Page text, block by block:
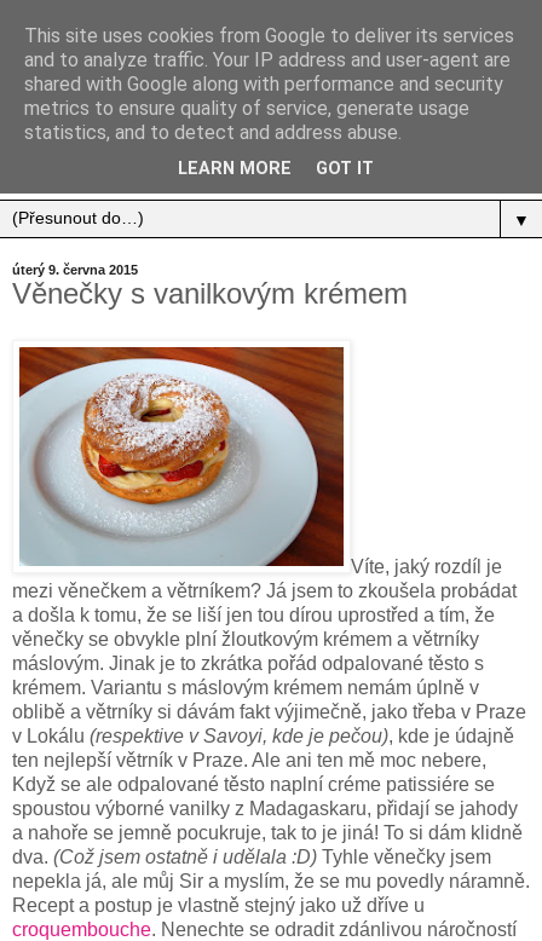
Jídlo, cestování, život.
▼
úterý 9. června 2015
Věnečky s vanilkovým krémem
Víte, jaký rozdíl je
mezi věnečkem a větrníkem? Já jsem to zkoušela probádat
a došla k tomu, že se liší jen tou dírou uprostřed a tím, že
věnečky se obvykle plní žloutkovým krémem a větrníky
máslovým. Jinak je to zkrátka pořád odpalované těsto s
krémem. Variantu s máslovým krémem nemám úplně v
oblibě a větrníky si dávám fakt výjimečně, jako třeba v Praze
v Lokálu (respektive v Savoyi, kde je pečou), kde je údajně
ten nejlepší větrník v Praze. Ale ani ten mě moc nebere,
Když se ale odpalované těsto naplní créme patissiére se
spoustou výborné vanilky z Madagaskaru, přidají se jahody
a nahoře se jemně pocukruje, tak to je jiná! To si dám klidně
dva. (Což jsem ostatně i udělala :D) Tyhle věnečky jsem
nepekla já, ale můj Sir a myslím, že se mu povedly náramně.
Recept a postup je vlastně stejný jako už dříve u
croquembouche. Nenechte se odradit zdánlivou náročností
This site uses cookies from Google to deliver its services
and to analyze traffic. Your IP address and user-agent are
shared with Google along with performance and security
metrics to ensure quality of service, generate usage
statistics, and to detect and address abuse.
LEARN MORE GOT IT